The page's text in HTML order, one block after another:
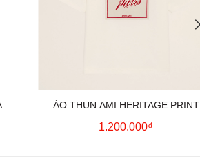
ÁO THUN AMI HERITAGE PRINT
(WHITE CREAM)
1.200.000₫